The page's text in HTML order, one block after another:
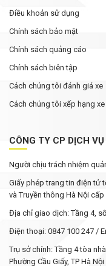
Điều khoản sử dụng
Chính sách bảo mật
Chính sách quảng cáo
Chính sách biên tập
Cách chúng tôi đánh giá xe
Cách chúng tôi xếp hạng xe
CÔNG TY CP DỊCH
Người chịu trách nhiệm
Giấy phép trang tin điện tử
và Truyền thông Hà Nội
Địa chỉ giao dịch: Tầng 4,
Điện thoại: 0847 100 247 /
Trụ sở chính: Tầng 4 tòa
Phường Cầu Giấy, TP Hà Nội